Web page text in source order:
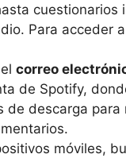
cuestionarios
Para acceder
correo
de Spotify,
de descarga para
móviles,